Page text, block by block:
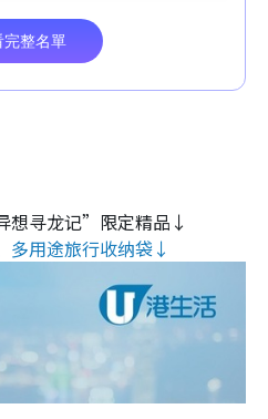
想寻龙记”限定精品↓
多用途旅行收纳袋↓